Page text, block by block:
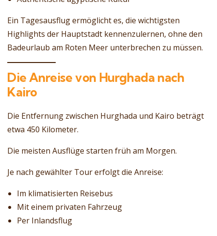
Ein Tagesausflug ermöglicht es, die wichtigsten
Highlights der Hauptstadt kennenzulernen, ohne den
Badeurlaub am Roten Meer unterbrechen zu müssen.
Die Anreise von Hurghada nach
Kairo
Die Entfernung zwischen Hurghada und Kairo beträgt
etwa 450 Kilometer.
Die meisten Ausflüge starten früh am Morgen.
Je nach gewählter Tour erfolgt die Anreise:
Im klimatisierten Reisebus
Mit einem privaten Fahrzeug
Per Inlandsflug